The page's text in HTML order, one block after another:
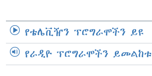
የቴሌቪዥን ፕሮግራሞችን ይዩ
የራዲዮ ፕሮግራሞችን ይመልከቱ